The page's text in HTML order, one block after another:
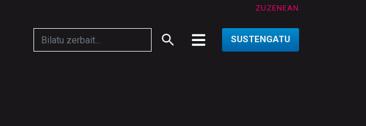
ZUZENEAN
SUSTENGATU